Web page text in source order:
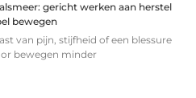
gericht werken aan herstel
bewegen
van pijn, stijfheid of een blessure
bewegen minder